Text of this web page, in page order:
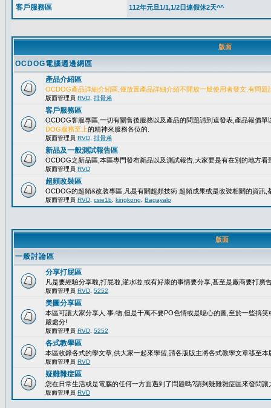
版面
OCDOG電腦週邊網區
產品介紹區
OCDOG產品詳細介紹區,僅放置產品詳細介紹不開放一般使用者發文,有問題
版面管理員 RVD 排骨弟
客戶服務區
OCDOG客服專區,一切有關售後服務以及產品的問題請到這發表,產品報價
DOG服務至上的精神來服務各位的.
版面管理員 RVD 排骨弟
新品及一般測試報告區
OCDOG之新品區,本區專門發布新品以及測試報告,大家要是有在別的地方看
版面管理員 RVD
超頻改裝區
OCDOG的超頻&改裝專區,凡是有關超頻技術.超頻成果或是改裝相關的資訊,
版面管理員 RVD csie1b kingkong Bagayalo
版面
一般討論區
分享打屁區
凡是要經驗分享啦,打屁啦,灌水啦,或有好康的事情要分享,甚至是廠商要打廣
版面管理員 RVD 5252
美圖分享區
本區可讓大家分享人.事.物,但是千萬不要PO色情或是噁心的圖,至於一些搞
嚴處分!
版面管理員 RVD 5252
各式教學區
本區收錄各式的學文章,供大家一起來學習,請各版版主將各式教學文章移至本
版面管理員 RVD
疑難雜症區
您在日常生活或是電腦的任何一方面遇到了問題嗎?請到疑難雜症區來發問讓
版面管理員 RVD